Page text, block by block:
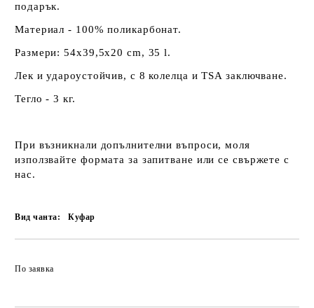
подарък.
Материал - 100% поликарбонат.
Размери: 54х39,5х20 cm, 35 l.
Лек и удароустойчив, с 8 колелца и TSA заключване.
Тегло - 3 кг.
При възникнали допълнителни въпроси, моля
използвайте формата за запитване или се свържете с
нас.
Вид чанта: Куфар
По заявка